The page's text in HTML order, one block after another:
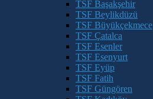
TSF Başakşehir
TSF Beylikdüzü
TSF Büyükçekmece
TSF Çatalca
TSF Esenler
TSF Esenyurt
TSF Eyüp
TSF Fatih
TSF Güngören